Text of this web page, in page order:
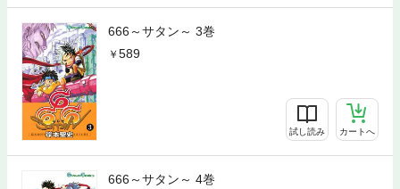
666～サタン～ 3巻
589
試し読み カートへ
666～サタン～ 4巻